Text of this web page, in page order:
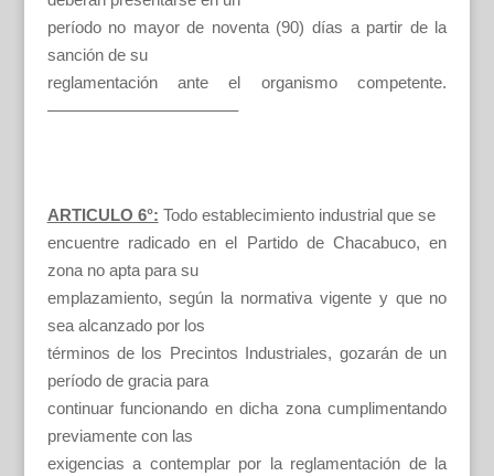
período no mayor de noventa (90) días a partir de la
sanción de su
reglamentación ante el organismo competente.
———————————–
ARTICULO 6°: Todo establecimiento industrial que se
encuentre radicado en el Partido de Chacabuco, en
zona no apta para su
emplazamiento, según la normativa vigente y que no
sea alcanzado por los
términos de los Precintos Industriales, gozarán de un
período de gracia para
continuar funcionando en dicha zona cumplimentando
previamente con las
exigencias a contemplar por la reglamentación de la